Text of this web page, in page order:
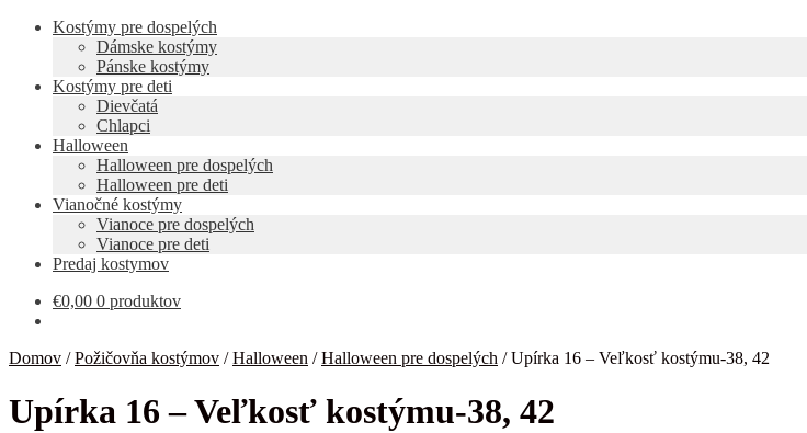
Kostýmy pre dospelých
Dámske kostýmy
Pánske kostýmy
Kostýmy pre deti
Dievčatá
Chlapci
Halloween
Halloween pre dospelých
Halloween pre deti
Vianočné kostýmy
Vianoce pre dospelých
Vianoce pre deti
Predaj kostymov
€0,00 0 produktov
Domov /Požičovňa kostýmov /Halloween /Halloween pre dospelých /Upírka 16 – Veľkosť kostýmu-38, 42
Upírka 16 – Veľkosť kostýmu-38, 42